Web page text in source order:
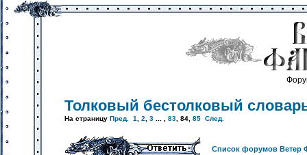
Толковый бестолковый
На страницу Пред. 1 2 3 83 84 85 След.
Список форумов Ветер